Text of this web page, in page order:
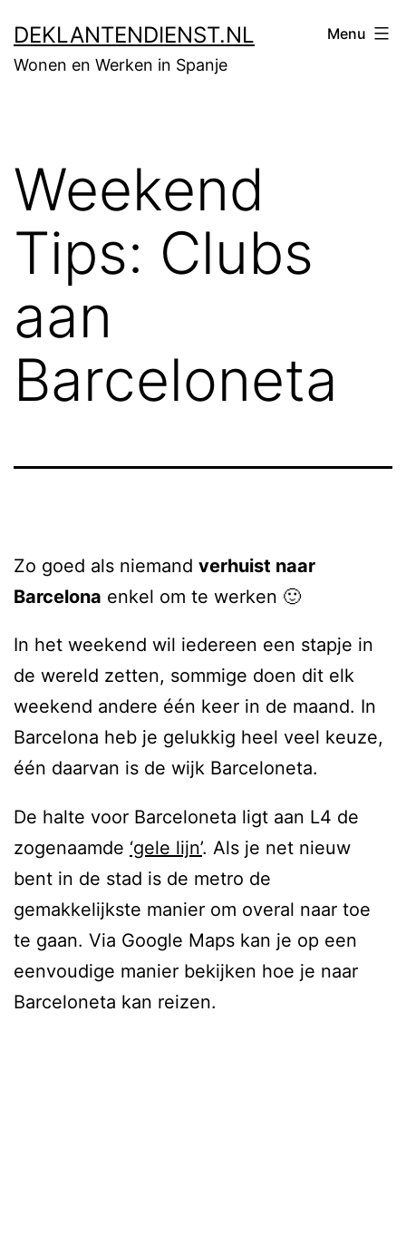
to
content
DEKLANTENDIENST.NL
Wonen en Werken in Spanje
Menu
Weekend
Tips: Clubs
aan
Barceloneta
Zo goed als niemand verhuist naar
Barcelona enkel om te werken 🙂
In het weekend wil iedereen een stapje in
de wereld zetten, sommige doen dit elk
weekend andere één keer in de maand. In
Barcelona heb je gelukkig heel veel keuze,
één daarvan is de wijk Barceloneta.
De halte voor Barceloneta ligt aan L4 de
zogenaamde ‘gele lijn’. Als je net nieuw
bent in de stad is de metro de
gemakkelijkste manier om overal naar toe
te gaan. Via Google Maps kan je op een
eenvoudige manier bekijken hoe je naar
Barceloneta kan reizen.